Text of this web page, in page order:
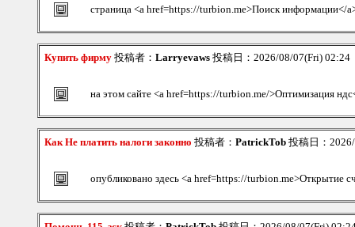
страница <a href=https://turbion.me>Поиск информации</
Купить фирму 投稿者： Larryevaws 投稿日：2026/08/07(Fri) 02:24
на этом сайте <a href=https://turbion.me/>Оптимизация
Как Не платить налоги законно 投稿者： PatrickTob 投稿日：
опубликовано здесь <a href=https://turbion.me>Открытие